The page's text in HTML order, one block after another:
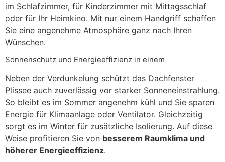
im Schlafzimmer, für Kinderzimmer mit Mittagsschlaf
oder für Ihr Heimkino. Mit nur einem Handgriff schaffen
Sie eine angenehme Atmosphäre ganz nach Ihren
Wünschen.
Sonnenschutz und Energieeffizienz in einem
Neben der Verdunkelung schützt das Dachfenster
Plissee auch zuverlässig vor starker Sonneneinstrahlung.
So bleibt es im Sommer angenehm kühl und Sie sparen
Energie für Klimaanlage oder Ventilator. Gleichzeitig
sorgt es im Winter für zusätzliche Isolierung. Auf diese
Weise profitieren Sie von besserem Raumklima und
höherer Energieeffizienz.